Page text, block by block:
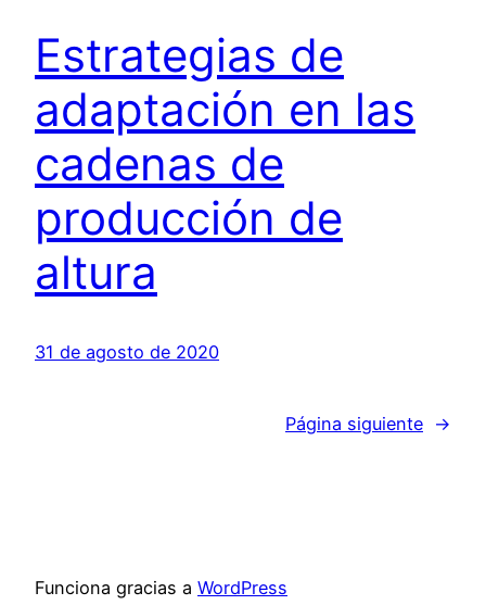
Estrategias de
adaptación en las
cadenas de
producción de
altura
31 de agosto de 2020
Página siguiente →
Funciona gracias a WordPress